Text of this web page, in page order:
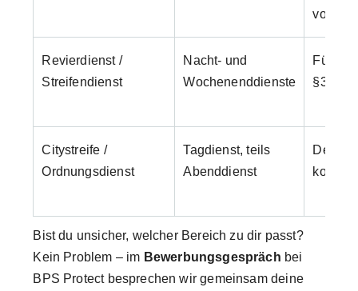
von
Revierdienst /
Streifendienst
Nacht- und
Wochenenddienste
§34a
Citystreife /
Ordnungsdienst
Tagdienst, teils
Abenddienst
Bist du unsicher, welcher Bereich zu dir passt?
Kein Problem – im Bewerbungsgespräch bei
BPS Protect besprechen wir gemeinsam deine